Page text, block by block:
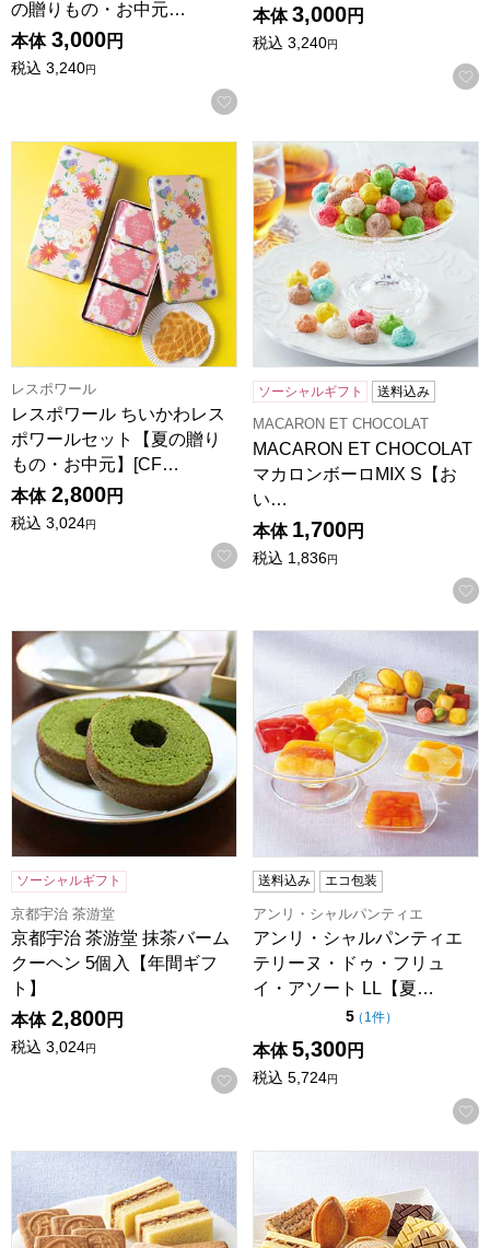
の贈りもの・お中元…
本体 3,000円
税込 3,240円
お気に入りに登録する
本体 3,000円
税込 3,240円
レスポワール ちいかわレスポワールセット【夏の贈りもの
レスポワール
レスポワール ちいかわレス
ポワールセット【夏の贈り
もの・お中元】[CF…
本体 2,800円
税込 3,024円
お気に入りに登録する
MACARON ET CHOCOLAT
ソーシャルギフト 送料込み
MACARON ET CHOCOLAT
MACARON ET CHOCOLAT
マカロンボーロMIX S【お
い…
本体 1,700円
税込 1,836円
京都宇治 茶游堂 抹茶バームクーヘン 5個入【年間ギフト】
ソーシャルギフト
京都宇治 茶游堂
京都宇治 茶游堂 抹茶バーム
クーヘン 5個入【年間ギフ
ト】
本体 2,800円
税込 3,024円
お気に入りに登録する
アンリ・シャルパンティエ
送料込み エコ包装
アンリ・シャルパンティエ
アンリ・シャルパンティエ
テリーヌ・ドゥ・フリュ
イ・アソート LL【夏…
5点（5点満点中）
（ 1件の評価
）
本体 5,300円
税込 5,724円
六花亭 ザ・マルセイ19個入【夏の贈りもの・お中元】